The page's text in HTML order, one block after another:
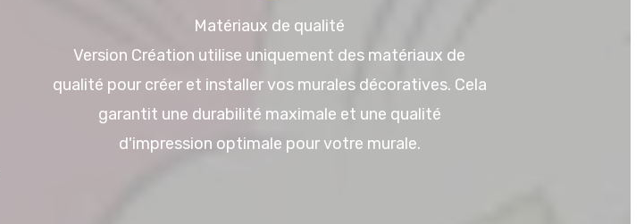
Matériaux de qualité
Version Création utilise uniquement des matériaux de
qualité pour créer et installer vos murales décoratives. Cela
garantit une durabilité maximale et une qualité
d'impression optimale pour votre murale.